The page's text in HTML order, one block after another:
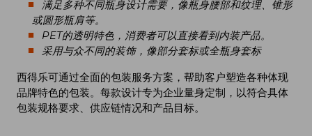
满足多种不同瓶身设计需要，像瓶身腰部和纹理、锥形
或圆形瓶肩等。
PET的透明特色，消费者可以直接看到内装产品。
采用与众不同的装饰，像部分套标或全瓶身套标
西得乐可通过全面的包装服务方案，帮助客户塑造各种体现
品牌特色的包装。每款设计专为企业量身定制，以符合具体
包装规格要求、供应链情况和产品目标。